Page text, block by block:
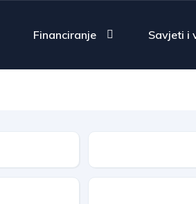
Financiranje Savjeti i